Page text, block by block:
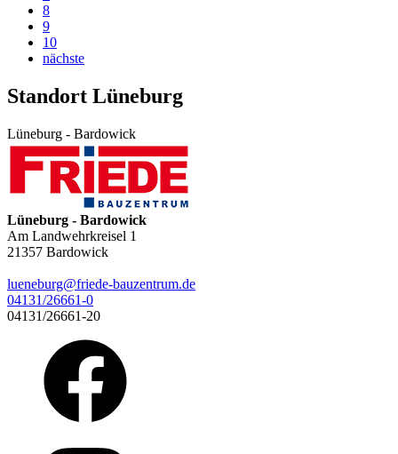
8
9
10
nächste
Standort Lüneburg
Lüneburg - Bardowick
Lüneburg - Bardowick
Am Landwehrkreisel 1
21357 Bardowick
lueneburg@friede-bauzentrum.de
04131/26661-0
04131/26661-20